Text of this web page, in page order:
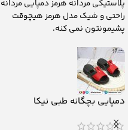
پلاستیکی مردانه هرمز دمپایی مردانه
راحتی و شیک مدل هرمز هیچوقت
پشیمونتون نمی کنه.
دمپایی بچگانه طبی نیکا